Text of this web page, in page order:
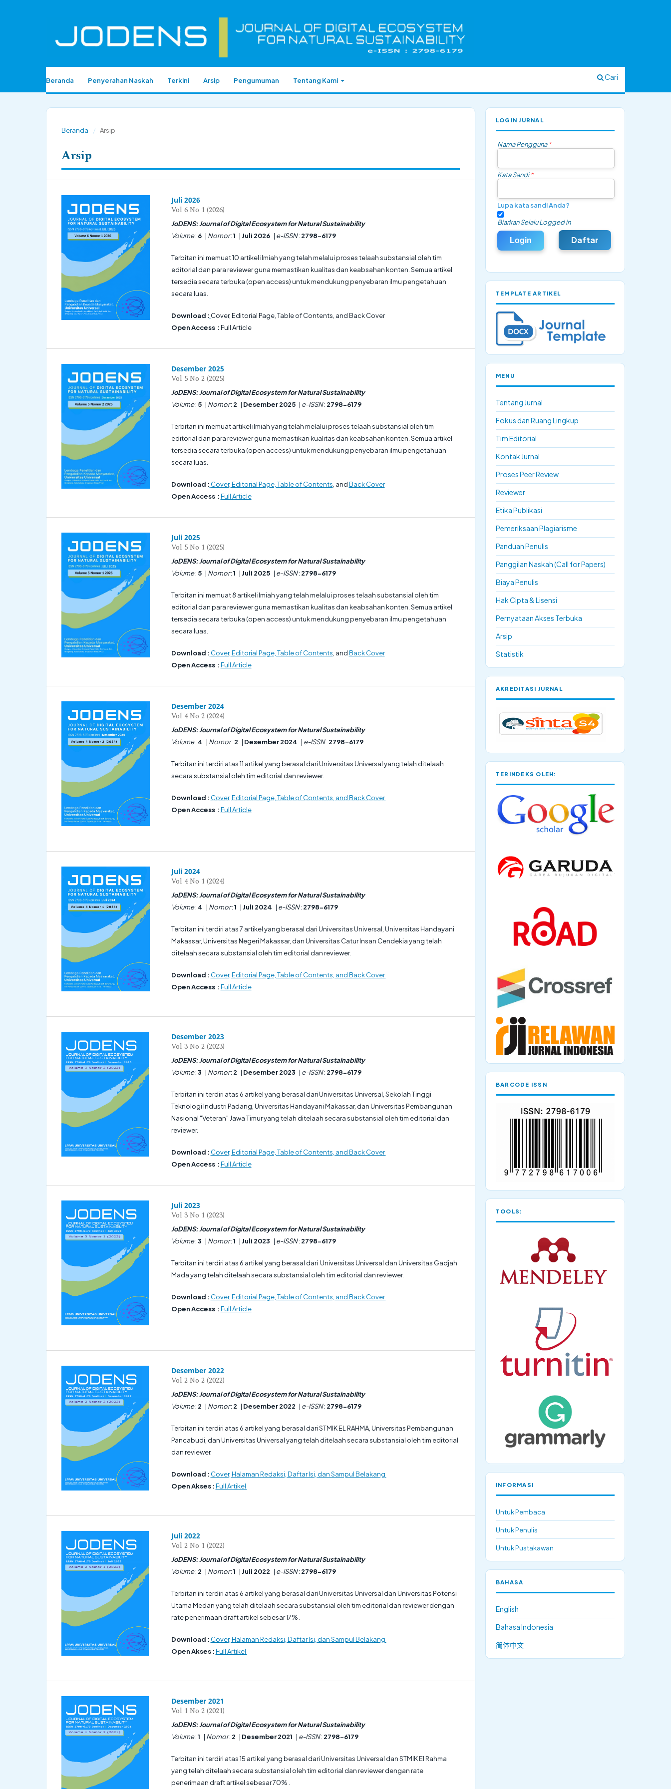
Beranda Penyerahan Naskah Terkini Arsip Pengumuman Tentang Kami Cari
Beranda / Arsip
Arsip
Juli 2026
Vol 6 No 1 (2026)
JoDENS: Journal of Digital Ecosystem for Natural Sustainability
Volume: 6 | Nomor:1 | Juli 2026| e-ISSN: 2798-6179
Terbitan ini memuat 10 artikel ilmiah yang telah melalui proses telaah substansial oleh tim
editorial dan para reviewer guna memastikan kualitas dan keabsahan konten. Semua artikel
tersedia secara terbuka (open access) untuk mendukung penyebaran ilmu pengetahuan
secara luas.
Download : Cover, Editorial Page, Table of Contents, and Back Cover
Open Access :Full Article
Desember 2025
Vol 5 No 2 (2025)
JoDENS: Journal of Digital Ecosystem for Natural Sustainability
Volume: 5 | Nomor: 2 | Desember 2025| e-ISSN: 2798-6179
Terbitan ini memuat artikel ilmiah yang telah melalui proses telaah substansial oleh tim
editorial dan para reviewer guna memastikan kualitas dan keabsahan konten. Semua artikel
tersedia secara terbuka (open access) untuk mendukung penyebaran ilmu pengetahuan
secara luas.
Download : Cover,Editorial Page, Table of Contents , andBack Cover
Open Access :Full Article
Juli 2025
Vol 5 No 1 (2025)
JoDENS: Journal of Digital Ecosystem for Natural Sustainability
Volume: 5 | Nomor:1 | Juli 2025| e-ISSN: 2798-6179
Terbitan ini memuat 8 artikel ilmiah yang telah melalui proses telaah substansial oleh tim
editorial dan para reviewer guna memastikan kualitas dan keabsahan konten. Semua artikel
tersedia secara terbuka (open access) untuk mendukung penyebaran ilmu pengetahuan
secara luas.
Download : Cover,Editorial Page, Table of Contents , andBack Cover
Open Access :Full Article
Desember 2024
Vol 4 No 2 (2024)
JoDENS: Journal of Digital Ecosystem for Natural Sustainability
Volume: 4 | Nomor: 2 | Desember 2024 | e-ISSN: 2798-6179
Terbitan ini terdiri atas 11 artikel yang berasal dari Universitas Universal yang telah ditelaah
secara substansial oleh tim editorial dan reviewer.
Download : Cover, Editorial Page, Table of Contents, and Back Cover
Open Access :Full Article
Juli 2024
Vol 4 No 1 (2024)
JoDENS: Journal of Digital Ecosystem for Natural Sustainability
Volume: 4 | Nomor:1 | Juli 2024 | e-ISSN: 2798-6179
Terbitan ini terdiri atas 7 artikel yang berasal dari Universitas Universal, Universitas Handayani
Makassar, Universitas Negeri Makassar, dan Universitas Catur Insan Cendekia yang telah
ditelaah secara substansial oleh tim editorial dan reviewer.
Download : Cover, Editorial Page, Table of Contents, and Back Cover
Open Access :Full Article
Desember 2023
Vol 3 No 2 (2023)
JoDENS: Journal of Digital Ecosystem for Natural Sustainability
Volume:3 | Nomor: 2 | Desember 2023 | e-ISSN: 2798-6179
Terbitan ini terdiri atas 6 artikel yang berasal dari Universitas Universal, Sekolah Tinggi
Teknologi Industri Padang, Universitas Handayani Makassar, dan Universitas Pembangunan
Nasional "Veteran" Jawa Timur yang telah ditelaah secara substansial oleh tim editorial dan
reviewer.
Download : Cover, Editorial Page, Table of Contents, and Back Cover
Open Access :Full Article
Juli 2023
Vol 3 No 1 (2023)
JoDENS: Journal of Digital Ecosystem for Natural Sustainability
Volume:3 | Nomor:1 | Juli 2023 | e-ISSN: 2798-6179
Terbitan ini terdiri atas 6 artikel yang berasal dari Universitas Universal dan Universitas Gadjah
Mada yang telah ditelaah secara substansial oleh tim editorial dan reviewer.
Download : Cover, Editorial Page, Table of Contents, and Back Cover
Open Access :Full Article
Desember 2022
Vol 2 No 2 (2022)
JoDENS: Journal of Digital Ecosystem for Natural Sustainability
Volume: 2 | Nomor: 2 | Desember 2022 | e-ISSN: 2798-6179
Terbitan ini terdiri atas 6 artikel yang berasal dari STMIK EL RAHMA, Universitas Pembangunan
Pancabudi, dan Universitas Universal yang telah ditelaah secara substansial oleh tim editorial
dan reviewer.
Download : Cover, Halaman Redaksi, Daftar Isi, dan Sampul Belakang
Open Akses :Full Artikel
Juli 2022
Vol 2 No 1 (2022)
JoDENS: Journal of Digital Ecosystem for Natural Sustainability
Volume: 2 | Nomor:1 | Juli 2022 | e-ISSN: 2798-6179
Terbitan ini terdiri atas 6 artikel yang berasal dari Universitas Universal dan Universitas Potensi
Utama Medan yang telah ditelaah secara substansial oleh tim editorial dan reviewer dengan
rate penerimaan draft artikel sebesar 17% .
Download : Cover, Halaman Redaksi, Daftar Isi, dan Sampul Belakang
Open Akses :Full Artikel
Desember 2021
Vol 1 No 2 (2021)
JoDENS: Journal of Digital Ecosystem for Natural Sustainability
Volume:1 | Nomor: 2 | Desember 2021 | e-ISSN: 2798-6179
Terbitan ini terdiri atas 15 artikel yang berasal dari Universitas Universal dan STMIK El Rahma
yang telah ditelaah secara substansial oleh tim editorial dan reviewer dengan rate
penerimaan draft artikel sebesar 70% .
LOGIN JURNAL
Nama Pengguna*
Kata Sandi*
Lupa kata sandi Anda?
Biarkan Selalu Logged in
Login Daftar
TEMPLATE ARTIKEL
MENU
Tentang Jurnal
Fokus dan Ruang Lingkup
Tim Editorial
Kontak Jurnal
Proses Peer Review
Reviewer
Etika Publikasi
Pemeriksaan Plagiarisme
Panduan Penulis
Panggilan Naskah (Call for Papers)
Biaya Penulis
Hak Cipta & Lisensi
Pernyataan Akses Terbuka
Arsip
Statistik
AKREDITASI JURNAL
TERINDEKS OLEH:
BARCODE ISSN
TOOLS:
INFORMASI
Untuk Pembaca
Untuk Penulis
Untuk Pustakawan
BAHASA
English
Bahasa Indonesia
简体中文